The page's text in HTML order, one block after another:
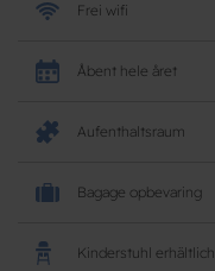
Frei wifi
Åbent hele året
Aufenthaltsraum
Bagage opbevaring
Kinderstuhl erhältlich